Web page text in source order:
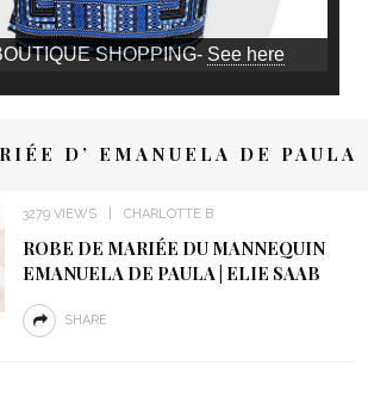
SHOPPING- See here
D’ EMANUELA DE PAULA
3279 VIEWS CHARLOTTE B
ROBE DE MARIÉE DU MANNEQUIN
EMANUELA DE PAULA | ELIE SAAB
SHARE